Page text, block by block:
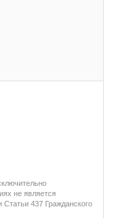
не является
437 Гражданского